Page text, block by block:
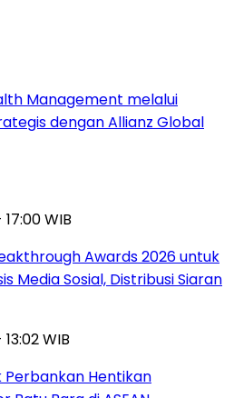
Management melalui
dengan Allianz Global
WIB
Awards 2026 untuk
Media Sosial, Distribusi Siaran
WIB
Perbankan Hentikan